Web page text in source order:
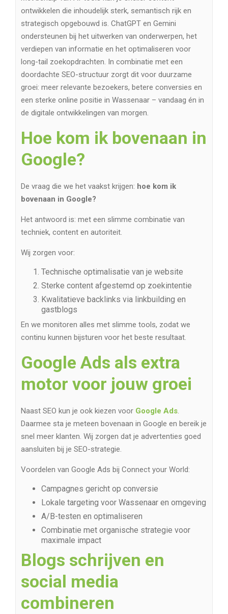
ontwikkelen die inhoudelijk sterk, semantisch rijk en
strategisch opgebouwd is. ChatGPT en Gemini
ondersteunen bij het uitwerken van onderwerpen, het
verdiepen van informatie en het optimaliseren voor
long-tail zoekopdrachten. In combinatie met een
doordachte SEO-structuur zorgt dit voor duurzame
groei: meer relevante bezoekers, betere conversies en
een sterke online positie in Wassenaar – vandaag én in
de digitale ontwikkelingen van morgen.
Hoe kom ik bovenaan in
Google?
De vraag die we het vaakst krijgen: hoe kom ik
bovenaan in Google?
Het antwoord is: met een slimme combinatie van
techniek, content en autoriteit.
Wij zorgen voor:
Technische optimalisatie van je website
Sterke content afgestemd op zoekintentie
Kwalitatieve backlinks via linkbuilding en
gastblogs
En we monitoren alles met slimme tools, zodat we
continu kunnen bijsturen voor het beste resultaat.
Google Ads als extra
motor voor jouw groei
Naast SEO kun je ook kiezen voor Google Ads.
Daarmee sta je meteen bovenaan in Google en bereik je
snel meer klanten. Wij zorgen dat je advertenties goed
aansluiten bij je SEO-strategie.
Voordelen van Google Ads bij Connect your World:
Campagnes gericht op conversie
Lokale targeting voor Wassenaar en omgeving
A/B-testen en optimaliseren
Combinatie met organische strategie voor
maximale impact
Blogs schrijven en
social media
combineren